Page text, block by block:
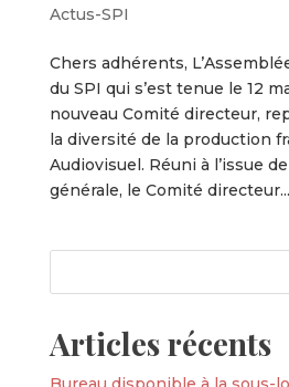
Actus-SPI
Chers adhérents,
du SPI qui s’est tenue le 12
nouveau Comité directeur,
la diversité de la production
Audiovisuel. Réuni à l’issue
générale, le Comité directeur...
Articles récents